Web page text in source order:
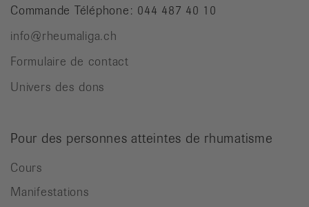
Commande Téléphone: 044 487 40 10
info@rheumaliga.ch
Formulaire de contact
Univers des dons
Pour des personnes atteintes de rhumatisme
Cours
Manifestations